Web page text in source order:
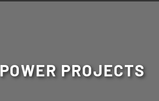
POWER PROJECTS